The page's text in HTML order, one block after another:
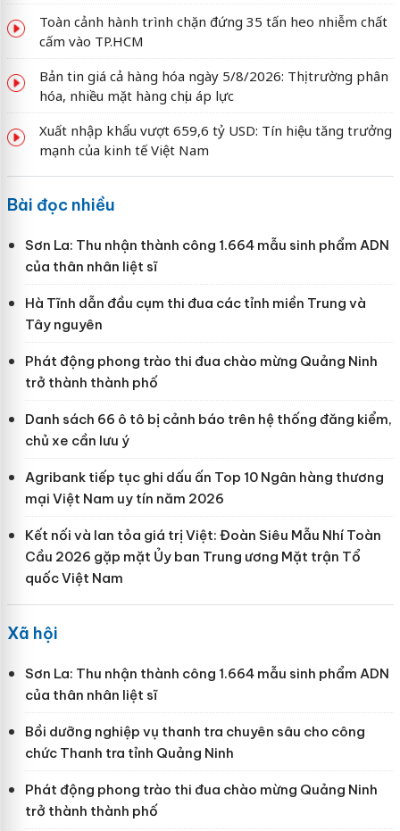
Toàn cảnh hành trình chặn đứng 35 tấn heo nhiễm chất
cấm vào TP.HCM
Bản tin giá cả hàng hóa ngày 5/8/2026: Thị trường phân
hóa, nhiều mặt hàng chịu áp lực
Xuất nhập khẩu vượt 659,6 tỷ USD: Tín hiệu tăng trưởng
mạnh của kinh tế Việt Nam
Bài đọc nhiều
Sơn La: Thu nhận thành công 1.664 mẫu sinh phẩm ADN
của thân nhân liệt sĩ
Hà Tĩnh dẫn đầu cụm thi đua các tỉnh miền Trung và
Tây nguyên
Phát động phong trào thi đua chào mừng Quảng Ninh
trở thành thành phố
Danh sách 66 ô tô bị cảnh báo trên hệ thống đăng kiểm,
chủ xe cần lưu ý
Agribank tiếp tục ghi dấu ấn Top 10 Ngân hàng thương
mại Việt Nam uy tín năm 2026
Kết nối và lan tỏa giá trị Việt: Đoàn Siêu Mẫu Nhí Toàn
Cầu 2026 gặp mặt Ủy ban Trung ương Mặt trận Tổ
quốc Việt Nam
Xã hội
Sơn La: Thu nhận thành công 1.664 mẫu sinh phẩm ADN
của thân nhân liệt sĩ
Bồi dưỡng nghiệp vụ thanh tra chuyên sâu cho công
chức Thanh tra tỉnh Quảng Ninh
Phát động phong trào thi đua chào mừng Quảng Ninh
trở thành thành phố